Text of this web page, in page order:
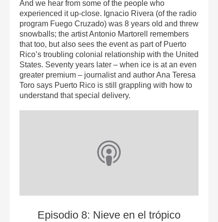
And we hear from some of the people who
experienced it up-close. Ignacio Rivera (of the radio
program Fuego Cruzado) was 8 years old and threw
snowballs; the artist Antonio Martorell remembers
that too, but also sees the event as part of Puerto
Rico’s troubling colonial relationship with the United
States. Seventy years later – when ice is at an even
greater premium – journalist and author Ana Teresa
Toro says Puerto Rico is still grappling with how to
understand that special delivery.
Episodio 8: Nieve en el trópico